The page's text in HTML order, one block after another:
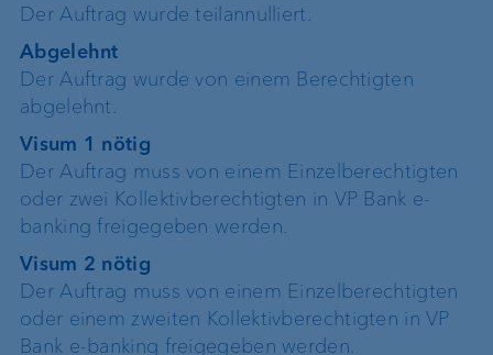
Der Auftrag wurde teilannulliert.
Abgelehnt
Der Auftrag wurde von einem Berechtigten
abgelehnt.
Visum 1 nötig
Der Auftrag muss von einem Einzelberechtigten
oder zwei Kollektivberechtigten in VP Bank e-
banking freigegeben werden.
Visum 2 nötig
Der Auftrag muss von einem Einzelberechtigten
oder einem zweiten Kollektivberechtigten in VP
Bank e-banking freigegeben werden.